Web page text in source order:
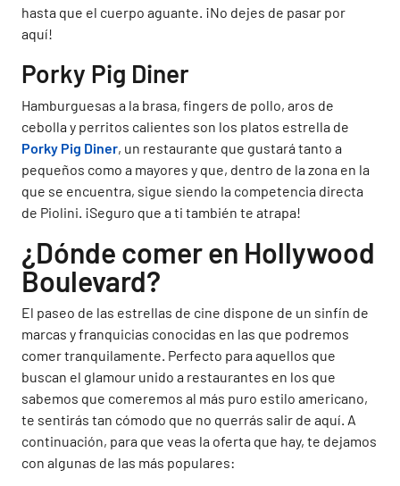
hasta que el cuerpo aguante. ¡No dejes de pasar por
aquí!
Porky Pig Diner
Hamburguesas a la brasa, fingers de pollo, aros de
cebolla y perritos calientes son los platos estrella de
Porky Pig Diner, un restaurante que gustará tanto a
pequeños como a mayores y que, dentro de la zona en la
que se encuentra, sigue siendo la competencia directa
de Piolini. ¡Seguro que a ti también te atrapa!
¿Dónde comer en Hollywood
Boulevard?
El paseo de las estrellas de cine dispone de un sinfín de
marcas y franquicias conocidas en las que podremos
comer tranquilamente. Perfecto para aquellos que
buscan el glamour unido a restaurantes en los que
sabemos que comeremos al más puro estilo americano,
te sentirás tan cómodo que no querrás salir de aquí. A
continuación, para que veas la oferta que hay, te dejamos
con algunas de las más populares: